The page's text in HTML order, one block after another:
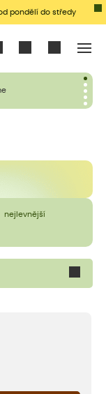
pondělí do středy
nejlevnější